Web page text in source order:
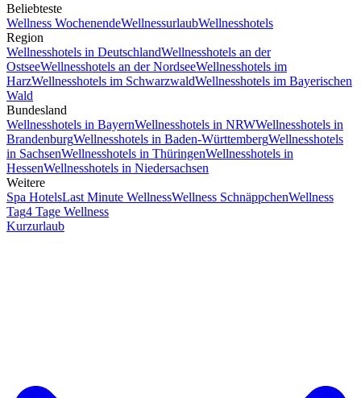
Beliebteste
Wellness WochenendeWellnessurlaubWellnesshotels
Region
Wellnesshotels in DeutschlandWellnesshotels an der
OstseeWellnesshotels an der NordseeWellnesshotels im
HarzWellnesshotels im SchwarzwaldWellnesshotels im Bayerischen
Wald
Bundesland
Wellnesshotels in BayernWellnesshotels in NRWWellnesshotels in
BrandenburgWellnesshotels in Baden-WürttembergWellnesshotels
in SachsenWellnesshotels in ThüringenWellnesshotels in
HessenWellnesshotels in Niedersachsen
Weitere
Spa HotelsLast Minute WellnessWellness SchnäppchenWellness
Tag4 Tage Wellness
Kurzurlaub